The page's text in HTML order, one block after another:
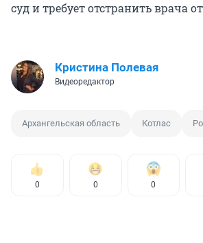
суд и требует отстранить врача
Кристина Полевая
Видеоредактор
Архангельская область Котлас
0 0 0